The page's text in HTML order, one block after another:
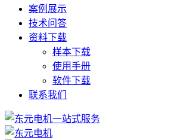
案例展示
技术问答
资料下载
样本下载
使用手册
软件下载
联系我们